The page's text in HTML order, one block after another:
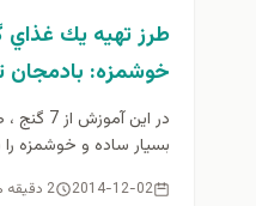
طرز تهيه يك غذاي
خوشمزه: بادمجان
در اين
بسيار ساده و خوشمزه را
2014-12-02 2 دقیقه مطالعه